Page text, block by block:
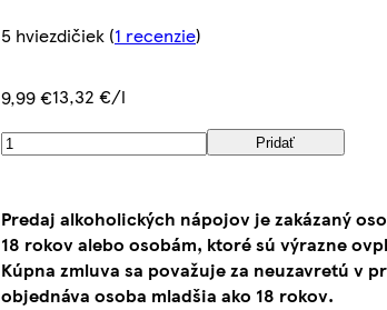
5 hviezdičiek (1 recenzie)
9,99 €13,32 €/l
Pridať
Predaj alkoholických nápojov je zakázaný
18 rokov alebo osobám, ktoré sú výrazne
Kúpna zmluva sa považuje za neuzavretú v
objednáva osoba mladšia ako 18 rokov.